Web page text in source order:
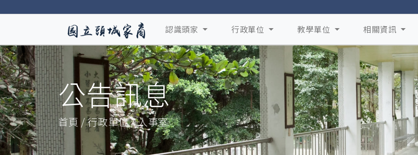
認識頭家 行政單位 教學單位 相關資訊
公告訊息
首頁 / 行政單位 / 人事室